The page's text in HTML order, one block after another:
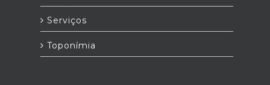
Serviços
Toponímia